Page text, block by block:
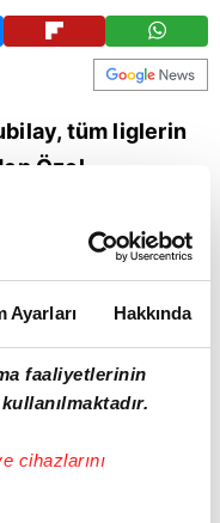
Ayarları Hakkında
faaliyetlerinin
cihazlarını
tüm liglerin
Özel
bulundu.
Kubilay,
hazırlık
kullandı.